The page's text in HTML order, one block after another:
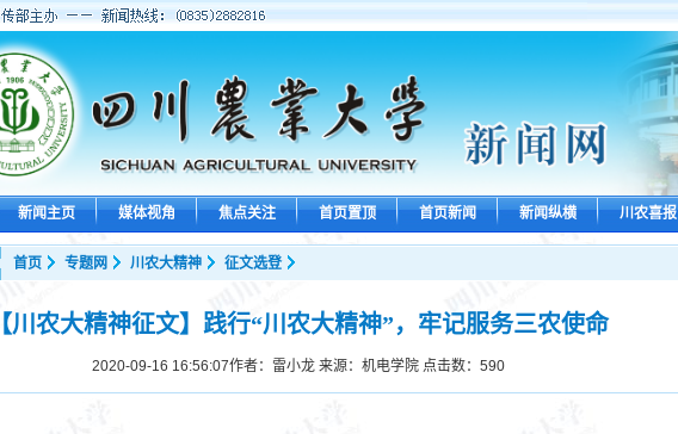
新闻主页 媒体视角 焦点关注 首页置顶 首页新闻 新闻纵横 川农喜报
首页 专题网 川农大精神 征文选登
【川农大精神征文】践行“川农大精神”，牢记服务三农使命
2020-09-16 16:56:07作者：雷小龙 来源：机电学院 点击数： 590